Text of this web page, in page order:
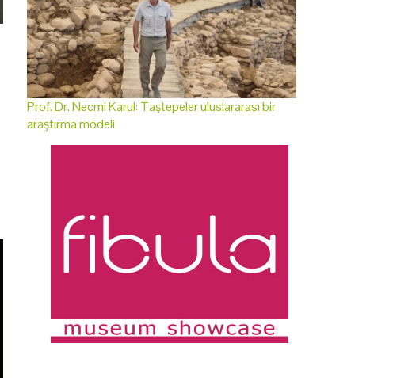
Prof. Dr. Necmi Karul: Taştepeler uluslararası bir
araştırma modeli